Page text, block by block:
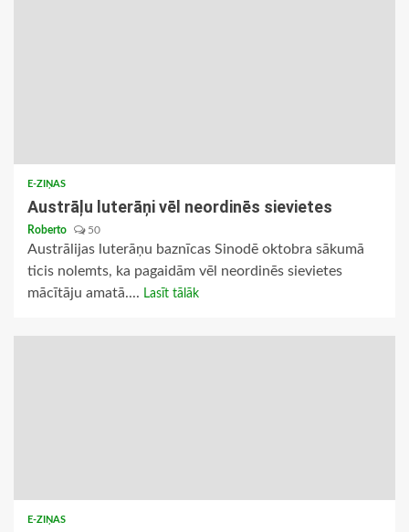
E-ZIŅAS
Austrāļu luterāņi vēl neordinēs sievietes
Roberto 50
Austrālijas luterāņu baznīcas Sinodē oktobra sākumā
ticis nolemts, ka pagaidām vēl neordinēs sievietes
mācītāju amatā.... Lasīt tālāk
E-ZIŅAS